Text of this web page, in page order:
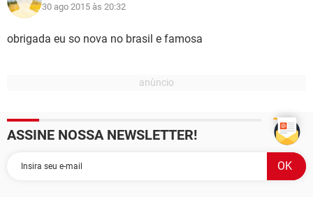
30 ago 2015 às 20:32
obrigada eu so nova no brasil e famosa
ASSINE NOSSA NEWSLETTER!